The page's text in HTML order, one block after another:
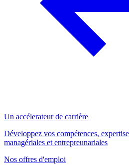
Un accélerateur de carrière
Développez vos compétences,
managériales et entrepreunariales
Nos offres d'emploi